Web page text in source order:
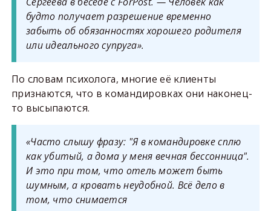
будто получает разрешение временно
забыть об обязанностях хорошего родителя
или идеального супруга».
По словам психолога, многие её клиенты
признаются, что в командировках они наконец-
то высыпаются.
«Часто слышу фразу: "Я в командировке сплю
как убитый, а дома у меня вечная бессонница".
И это при том, что отель может быть
шумным, а кровать неудобной. Всё дело в
том, что снимается